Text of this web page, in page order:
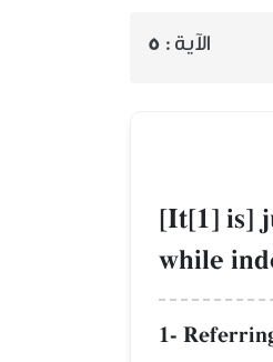
الآية : 5
[It[1] is]
while
1-